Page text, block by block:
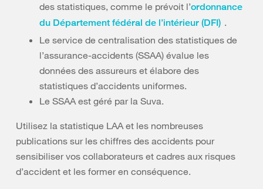
des statistiques, comme le prévoit l’ordonnance
du Département fédéral de l’intérieur (DFI) .
Le service de centralisation des statistiques de
l’assurance-accidents (SSAA) évalue les
données des assureurs et élabore des
statistiques d’accidents uniformes.
Le SSAA est géré par la Suva.
Utilisez la statistique LAA et les nombreuses
publications sur les chiffres des accidents pour
sensibiliser vos collaborateurs et cadres aux risques
d’accident et les former en conséquence.